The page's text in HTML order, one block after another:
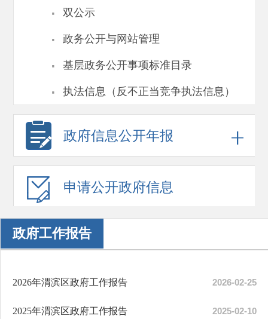
· 双公示
· 政务公开与网站管理
· 基层政务公开事项标准目录
· 执法信息（反不正当竞争执法信息）
政府信息公开年报
申请公开政府信息
政府工作报告
2026年渭滨区政府工作报告 2026-02-25
2025年渭滨区政府工作报告 2025-02-10